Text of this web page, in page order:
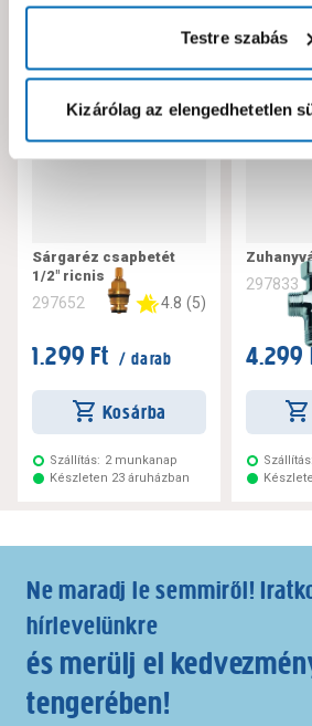
Testre szabás
Kizárólag az elengedhetetlen
Sárgaréz csapbetét
1/2" ricnis
297652 4.8 (5)
1.299 Ft / darab
Kosárba
Szállítás: 2 munkanap
Készleten 23 áruházban
297833
4.299
Szállítás:
Ne maradj le semmiről!
hírlevelünkre
és merülj el
tengerében!